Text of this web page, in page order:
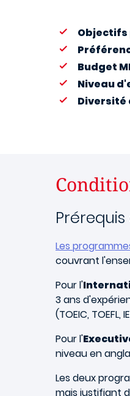
Budget
Niveau
Diversité
Les
couvrant
Pour l'
3 ans
(TOEIC,
Pour l'
niveau en
Les deux
mais justifiant